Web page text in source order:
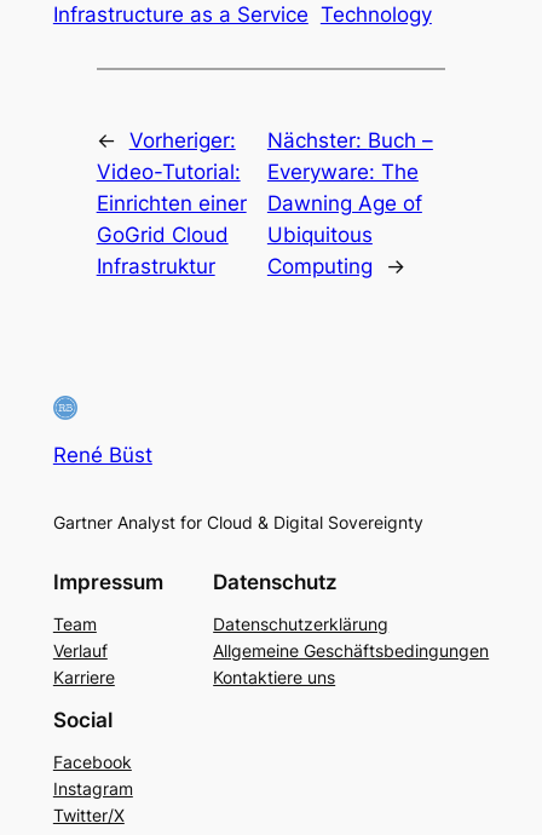
Infrastructure as a Service Technology
← Vorheriger:
Video-Tutorial:
Einrichten einer
GoGrid Cloud
Infrastruktur
Nächster: Buch –
Everyware: The
Dawning Age of
Ubiquitous
Computing
→
René Büst
Gartner Analyst for Cloud & Digital Sovereignty
Impressum
Team
Verlauf
Karriere
Datenschutz
Datenschutzerklärung
Allgemeine Geschäftsbedingungen
Kontaktiere uns
Social
Facebook
Instagram
Twitter/X